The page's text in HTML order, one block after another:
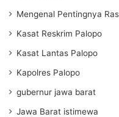
Mengenal Pentingnya
Kasat Reskrim Palopo
Kasat Lantas Palopo
Kapolres Palopo
gubernur jawa barat
Jawa Barat istimewa